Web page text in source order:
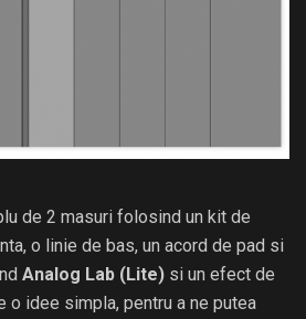
de 2 masuri folosind un kit de
o linie de bas, un acord de pad si
Analog Lab (Lite) si un efect de
o idee simpla, pentru a ne putea